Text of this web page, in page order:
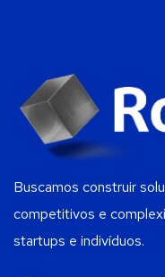
Buscamos construir
competitivos e
startups e indivíduos.